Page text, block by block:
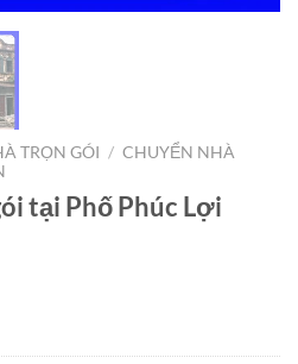
TRỌN GÓI / CHUYỂN NHÀ
tại Phố Phúc Lợi